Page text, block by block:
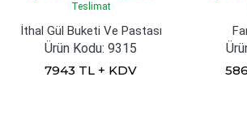
Teslimat
İthal Gül Buketi Ve Pastası
Ürün Kodu: 9315
7943 TL + KDV